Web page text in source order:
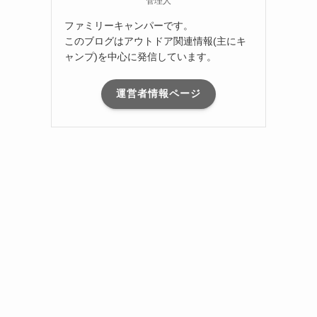
ファミリーキャンパーです。
このブログはアウトドア関連情報(主にキ
ャンプ)を中心に発信しています。
運営者情報ページ